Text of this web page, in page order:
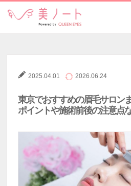
2025.04.01 2026.06.24
東京でおすすめの眉毛サロン
ポイントや施術前後の注意点